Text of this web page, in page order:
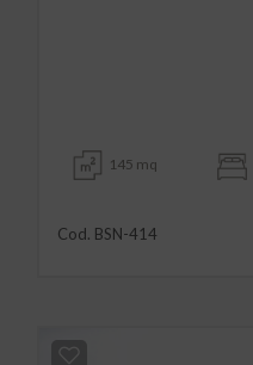
145 mq
Cod. BSN-414